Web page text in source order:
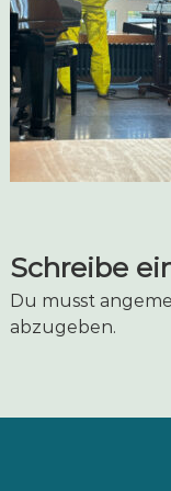
Schreibe
Du musst
abzugeben.